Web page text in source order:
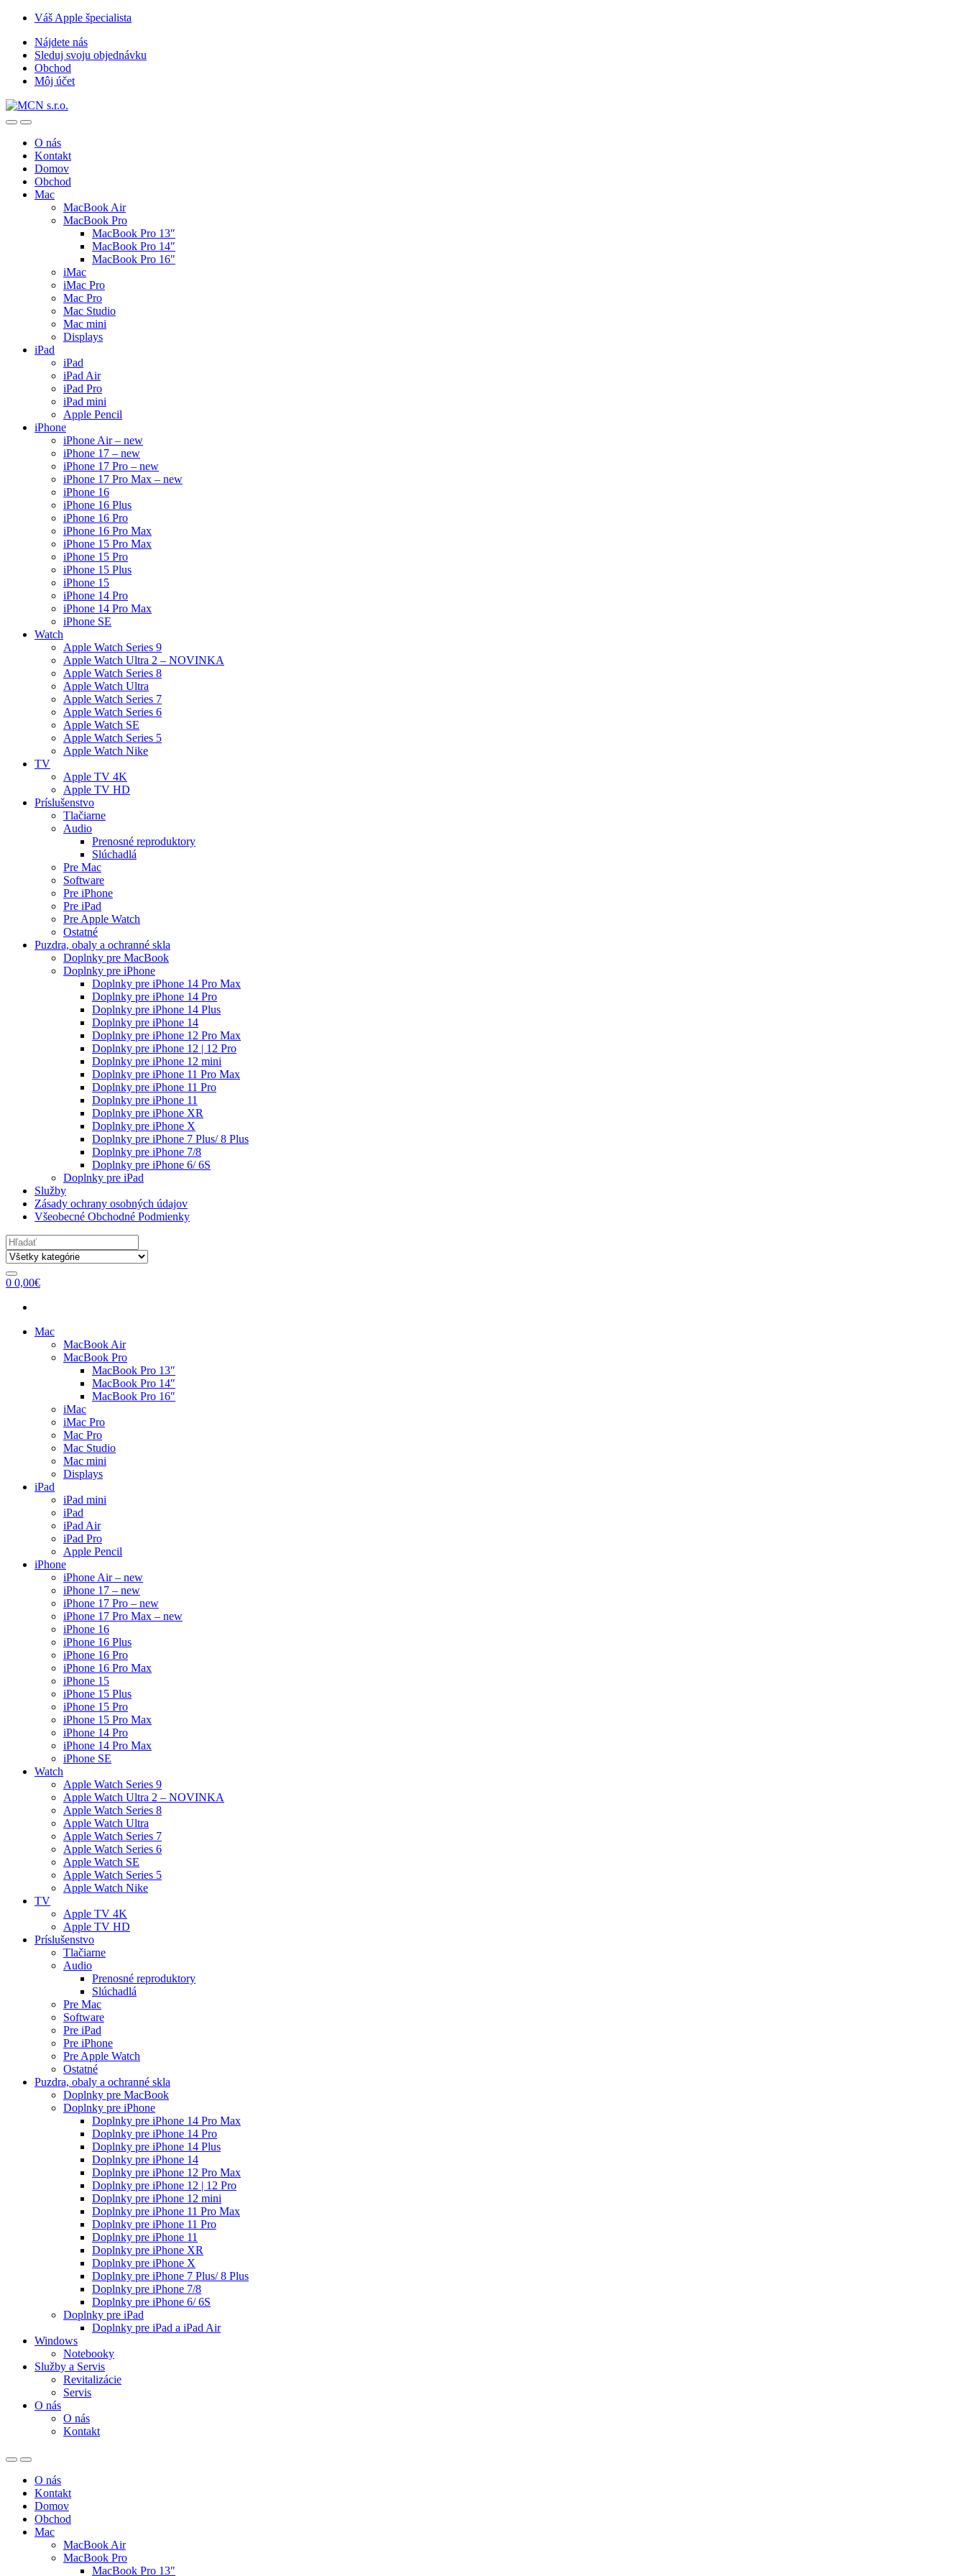
Skip
navigation
Skip
content
Váš Apple špecialista
Nájdete nás
Sleduj svoju objednávku
Obchod
Môj účet
O nás
Kontakt
Domov
Obchod
Mac
MacBook Air
MacBook Pro
MacBook Pro 13″
MacBook Pro 14″
MacBook Pro 16″
iMac
iMac Pro
Mac Pro
Mac Studio
Mac mini
Displays
iPad
iPad
iPad Air
iPad Pro
iPad mini
Apple Pencil
iPhone
iPhone Air – new
iPhone 17 – new
iPhone 17 Pro – new
iPhone 17 Pro Max – new
iPhone 16
iPhone 16 Plus
iPhone 16 Pro
iPhone 16 Pro Max
iPhone 15 Pro Max
iPhone 15 Pro
iPhone 15 Plus
iPhone 15
iPhone 14 Pro
iPhone 14 Pro Max
iPhone SE
Watch
Apple Watch Series 9
Apple Watch Ultra 2 – NOVINKA
Apple Watch Series 8
Apple Watch Ultra
Apple Watch Series 7
Apple Watch Series 6
Apple Watch SE
Apple Watch Series 5
Apple Watch Nike
TV
Apple TV 4K
Apple TV HD
Príslušenstvo
Tlačiarne
Audio
Prenosné reproduktory
Slúchadlá
Pre Mac
Software
Pre iPhone
Pre iPad
Pre Apple Watch
Ostatné
Puzdra, obaly a ochranné skla
Doplnky pre MacBook
Doplnky pre iPhone
Doplnky pre iPhone 14 Pro Max
Doplnky pre iPhone 14 Pro
Doplnky pre iPhone 14 Plus
Doplnky pre iPhone 14
Doplnky pre iPhone 12 Pro Max
Doplnky pre iPhone 12 | 12 Pro
Doplnky pre iPhone 12 mini
Doplnky pre iPhone 11 Pro Max
Doplnky pre iPhone 11 Pro
Doplnky pre iPhone 11
Doplnky pre iPhone XR
Doplnky pre iPhone X
Doplnky pre iPhone 7 Plus/ 8 Plus
Doplnky pre iPhone 7/8
Doplnky pre iPhone 6/ 6S
Doplnky pre iPad
Služby
Zásady ochrany osobných údajov
Všeobecné Obchodné Podmienky
Search
for:
0 0,00€
Mac
MacBook Air
MacBook Pro
MacBook Pro 13″
MacBook Pro 14″
MacBook Pro 16″
iMac
iMac Pro
Mac Pro
Mac Studio
Mac mini
Displays
iPad
iPad mini
iPad
iPad Air
iPad Pro
Apple Pencil
iPhone
iPhone Air – new
iPhone 17 – new
iPhone 17 Pro – new
iPhone 17 Pro Max – new
iPhone 16
iPhone 16 Plus
iPhone 16 Pro
iPhone 16 Pro Max
iPhone 15
iPhone 15 Plus
iPhone 15 Pro
iPhone 15 Pro Max
iPhone 14 Pro
iPhone 14 Pro Max
iPhone SE
Watch
Apple Watch Series 9
Apple Watch Ultra 2 – NOVINKA
Apple Watch Series 8
Apple Watch Ultra
Apple Watch Series 7
Apple Watch Series 6
Apple Watch SE
Apple Watch Series 5
Apple Watch Nike
TV
Apple TV 4K
Apple TV HD
Príslušenstvo
Tlačiarne
Audio
Prenosné reproduktory
Slúchadlá
Pre Mac
Software
Pre iPad
Pre iPhone
Pre Apple Watch
Ostatné
Puzdra, obaly a ochranné skla
Doplnky pre MacBook
Doplnky pre iPhone
Doplnky pre iPhone 14 Pro Max
Doplnky pre iPhone 14 Pro
Doplnky pre iPhone 14 Plus
Doplnky pre iPhone 14
Doplnky pre iPhone 12 Pro Max
Doplnky pre iPhone 12 | 12 Pro
Doplnky pre iPhone 12 mini
Doplnky pre iPhone 11 Pro Max
Doplnky pre iPhone 11 Pro
Doplnky pre iPhone 11
Doplnky pre iPhone XR
Doplnky pre iPhone X
Doplnky pre iPhone 7 Plus/ 8 Plus
Doplnky pre iPhone 7/8
Doplnky pre iPhone 6/ 6S
Doplnky pre iPad
Doplnky pre iPad a iPad Air
Windows
Notebooky
Služby a Servis
Revitalizácie
Servis
O nás
O nás
Kontakt
O nás
Kontakt
Domov
Obchod
Mac
MacBook Air
MacBook Pro
MacBook Pro 13″